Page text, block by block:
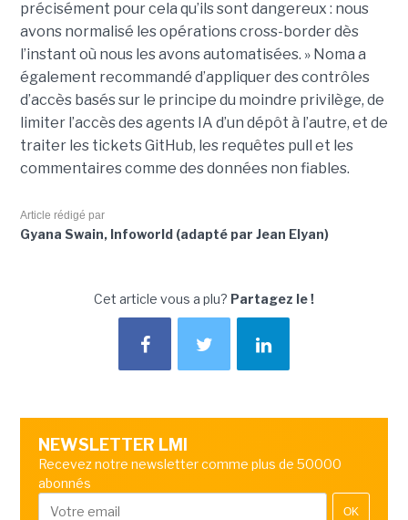
précisément pour cela qu’ils sont dangereux : nous
avons normalisé les opérations cross-border dès
l’instant où nous les avons automatisées. » Noma a
également recommandé d’appliquer des contrôles
d’accès basés sur le principe du moindre privilège, de
limiter l’accès des agents IA d’un dépôt à l’autre, et de
traiter les tickets GitHub, les requêtes pull et les
commentaires comme des données non fiables.
Article rédigé par
Gyana Swain, Infoworld (adapté par Jean Elyan)
Cet article vous a plu? Partagez le !
NEWSLETTER LMI
Recevez notre newsletter comme plus de 50000
abonnés
OK